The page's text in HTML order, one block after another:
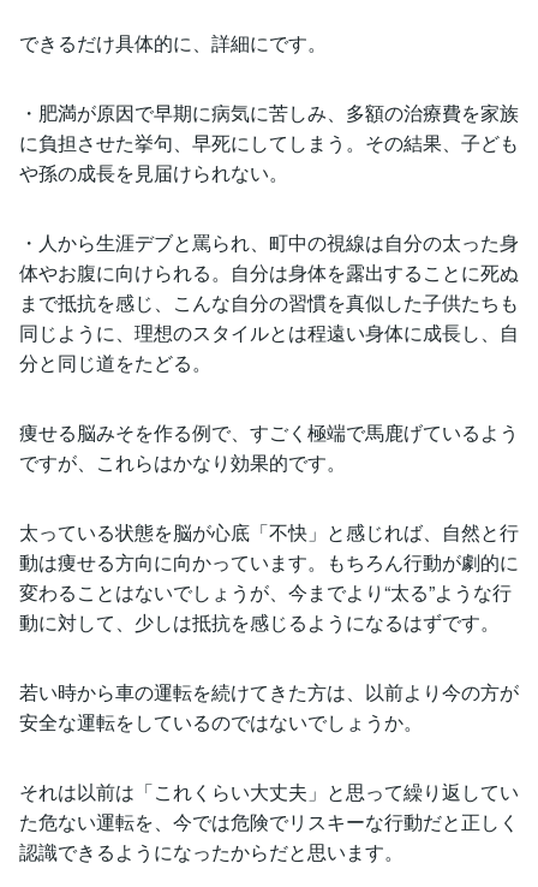
できるだけ具体的に、詳細にです。
・肥満が原因で早期に病気に苦しみ、多額の治療費を家族
に負担させた挙句、早死にしてしまう。その結果、子ども
や孫の成長を見届けられない。
・人から生涯デブと罵られ、町中の視線は自分の太った身
体やお腹に向けられる。自分は身体を露出することに死ぬ
まで抵抗を感じ、こんな自分の習慣を真似した子供たちも
同じように、理想のスタイルとは程遠い身体に成長し、自
分と同じ道をたどる。
痩せる脳みそを作る例で、すごく極端で馬鹿げているよう
ですが、これらはかなり効果的です。
太っている状態を脳が心底「不快」と感じれば、自然と行
動は痩せる方向に向かっています。もちろん行動が劇的に
変わることはないでしょうが、今までより“太る”ような行
動に対して、少しは抵抗を感じるようになるはずです。
若い時から車の運転を続けてきた方は、以前より今の方が
安全な運転をしているのではないでしょうか。
それは以前は「これくらい大丈夫」と思って繰り返してい
た危ない運転を、今では危険でリスキーな行動だと正しく
認識できるようになったからだと思います。